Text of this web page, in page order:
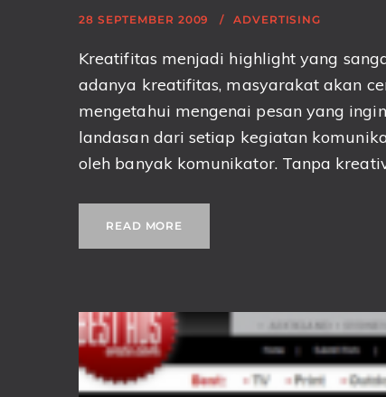
28 SEPTEMBER 2009 ADVERTISING
Kreatifitas menjadi highlight yang
adanya kreatifitas, masyarakat akan
mengetahui mengenai pesan yang
landasan dari setiap kegiatan
oleh banyak komunikator. Tanpa
READ MORE